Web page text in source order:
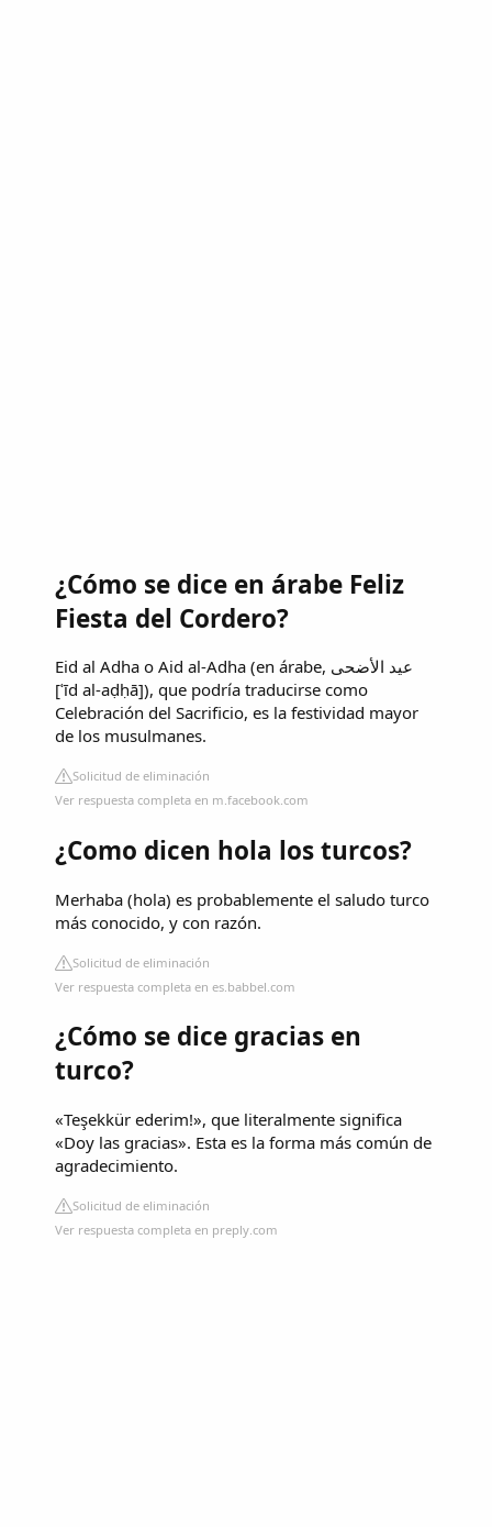
¿Cómo se dice en árabe Feliz
Fiesta del Cordero?
Eid al Adha o Aid al-Adha (en árabe, عيد الأضحى‎‎
[ʿīd al-aḍḥā]), que podría traducirse como
Celebración del Sacrificio, es la festividad mayor
de los musulmanes.
Solicitud de eliminación
Ver respuesta completa en m.facebook.com
¿Como dicen hola los turcos?
Merhaba (hola) es probablemente el saludo turco
más conocido, y con razón.
Solicitud de eliminación
Ver respuesta completa en es.babbel.com
¿Cómo se dice gracias en
turco?
«Teşekkür ederim!», que literalmente significa
«Doy las gracias». Esta es la forma más común de
agradecimiento.
Solicitud de eliminación
Ver respuesta completa en preply.com